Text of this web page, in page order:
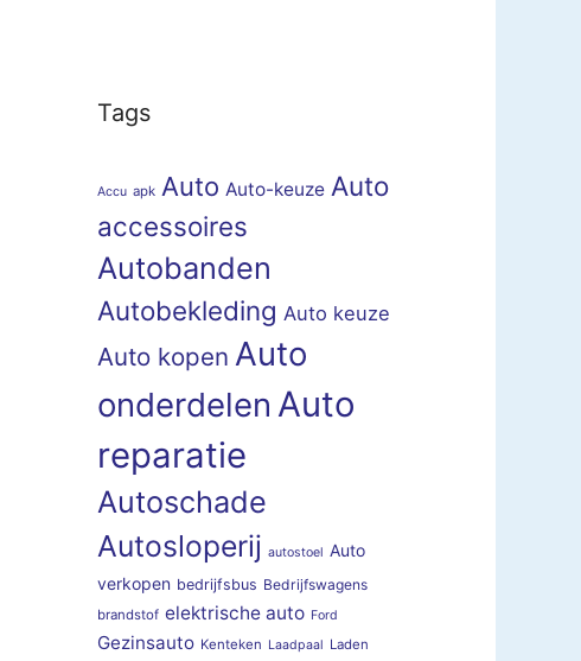
Tags
Accu apk Auto Auto-keuze Auto
accessoires
Autobanden
Autobekleding Auto keuze
Auto kopen Auto
onderdelen Auto
reparatie
Autoschade
Autosloperij autostoel Auto
verkopen bedrijfsbus Bedrijfswagens
brandstof elektrische auto Ford
Gezinsauto Kenteken Laadpaal Laden